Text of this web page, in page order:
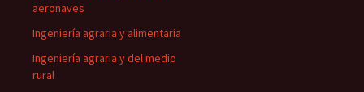
aeronaves
Ingeniería agraria y alimentaria
Ingeniería agraria y del medio
rural